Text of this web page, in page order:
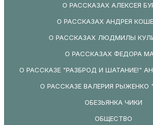
О РАССКАЗАХ АЛЕКСЕЯ
О РАССКАЗАХ АНДРЕЯ
О РАССКАЗАХ ЛЮДМИЛЫ
О РАССКАЗАХ ФЕДОРА
О РАССКАЗЕ "РАЗБРОД И ШАТАНИЕ!"
О РАССКАЗЕ ВАЛЕРИЯ РЫЖЕНКО
ОБЕЗЬЯНКА ЧИКИ
ОБЩЕСТВО